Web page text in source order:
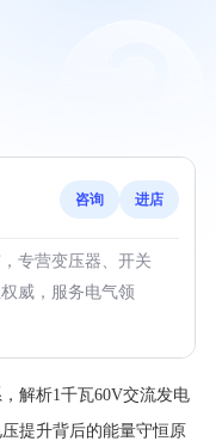
咨询 进店
专营变压器、开关
威，服务电气领
解析1千瓦60V交流发电
提升背后的能量守恒原